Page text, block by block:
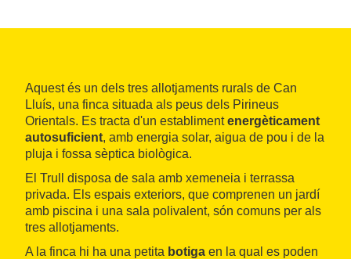
Aquest és un dels tres allotjaments rurals de Can
Lluís, una finca situada als peus dels Pirineus
Orientals. Es tracta d'un establimentenergèticament
autosuficient, amb energia solar, aigua de pou i de la
pluja i fossa sèptica biològica.
El Trull disposa de sala amb xemeneia i terrassa
privada. Els espais exteriors, que comprenen un jardí
amb piscina i una sala polivalent, són comuns per als
tres allotjaments.
A la finca hi ha una petita botiga en la qual es poden